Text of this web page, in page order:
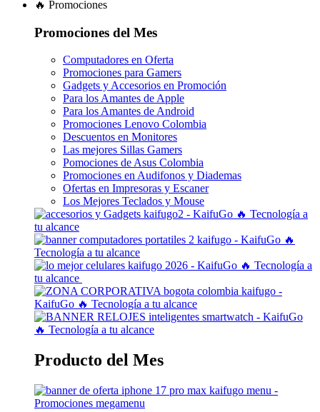
🔥 Promociones
Promociones del Mes
Computadores en Oferta
Promociones para Gamers
Gadgets y Accesorios en Promoción
Para los Amantes de Apple
Para los Amantes de Android
Promociones Lenovo Colombia
Descuentos en Monitores
Las mejores Sillas Gamers
Pomociones de Asus Colombia
Promociones en Audifonos y Diademas
Ofertas en Impresoras y Escaner
Los Mejores Teclados y Mouse
Producto del Mes